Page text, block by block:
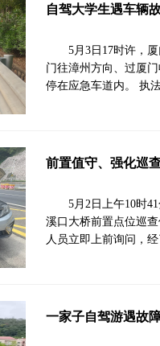
自驾大学生遇车辆
5月3日17时许，
门往漳州方向、过厦
停在应急车道内。 执
前置值守、强化巡
5月2日上午10时
溪口大桥前置点位巡
人员立即上前询问，
一家子自驾游遇故